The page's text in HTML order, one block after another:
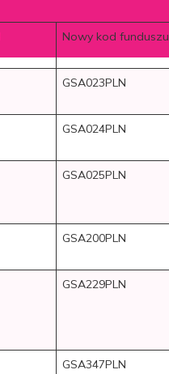
Nowy kod funduszu
GSA023PLN
GSA024PLN
GSA025PLN
GSA200PLN
GSA229PLN
GSA347PLN